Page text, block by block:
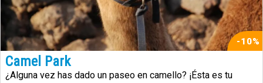
-10%
Camel Park
¿Alguna vez has dado un paseo en camello? ¡Ésta es tu